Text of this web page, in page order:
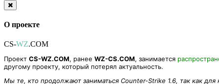
О проекте
CS-WZ.COM
Проект CS-WZ.COM, ранее WZ-CS.COM, занимается
другому проекту, который потерял актуальность.
Мы те, кто продолжают заниматься Counter-Strike 1.6, так как для